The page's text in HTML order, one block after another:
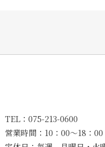
TEL： 075-213-0600
営業時間： 10：00〜18：00